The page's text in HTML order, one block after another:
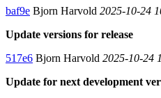
baf9e Bjorn Harvold 2025-10-24
Update versions for release
517e6 Bjorn Harvold 2025-10-24
Update for next development